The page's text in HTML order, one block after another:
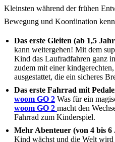
Kleinsten während der frühen
Bewegung und Koordination
Das erste Gleiten (ab 1,5
kann weitergehen! Mit dem
Kind das Laufradfahren ganz
zudem mit einer
ausgestattet, die ein sicheres
Das erste Fahrrad mit
woom GO 2 Was für ein
woom GO 2 macht den
Fahrrad zum Kinderspiel.
Mehr Abenteuer (von 4 bis 6
Kind wächst und die Welt